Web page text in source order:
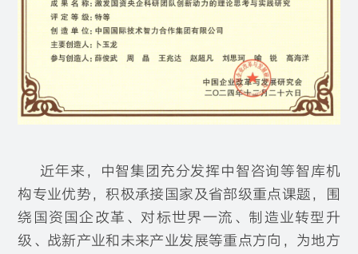
近年来，中智集团充分发挥中智咨询等智库机
构专业优势，积极承接国家及省部级重点课题，围
绕国资国企改革、对标世界一流、制造业转型升
级、战新产业和未来产业发展等重点方向，为地方